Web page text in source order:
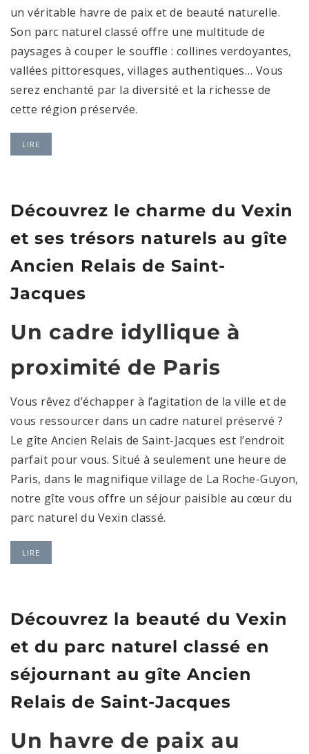
un véritable havre de paix et de beauté naturelle.
Son parc naturel classé offre une multitude de
paysages à couper le souffle : collines verdoyantes,
vallées pittoresques, villages authentiques… Vous
serez enchanté par la diversité et la richesse de
cette région préservée.
LIRE
Découvrez le charme du Vexin
et ses trésors naturels au gîte
Ancien Relais de Saint-
Jacques
Un cadre idyllique à
proximité de Paris
Vous rêvez d’échapper à l’agitation de la ville et de
vous ressourcer dans un cadre naturel préservé ?
Le gîte Ancien Relais de Saint-Jacques est l’endroit
parfait pour vous. Situé à seulement une heure de
Paris, dans le magnifique village de La Roche-Guyon,
notre gîte vous offre un séjour paisible au cœur du
parc naturel du Vexin classé.
LIRE
Découvrez la beauté du Vexin
et du parc naturel classé en
séjournant au gîte Ancien
Relais de Saint-Jacques
Un havre de paix au